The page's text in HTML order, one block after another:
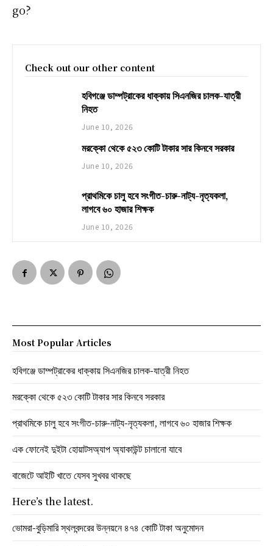
go?
Check out our other content
হবিগঞ্জে ডাম্পট্রাকের ধাক্কায় সিএনজির চালক-যাত্রী
নিহত
June 10, 2026
মরক্কো থেকে ৫২৩ কোটি টাকার সার কিনবে সরকার
June 10, 2026
প্রাথমিকে চালু হবে সংগীত-চারু-নাট্য-নৃত্যকলা,
লাগবে ৬০ হাজার শিক্ষক
June 10, 2026
Most Popular Articles
হবিগঞ্জে ডাম্পট্রাকের ধাক্কায় সিএনজির চালক-যাত্রী নিহত
মরক্কো থেকে ৫২৩ কোটি টাকার সার কিনবে সরকার
প্রাথমিকে চালু হবে সংগীত-চারু-নাট্য-নৃত্যকলা, লাগবে ৬০ হাজার শিক্ষক
এক ফোনেই দুইটা হোয়াটসঅ্যাপ অ্যাকাউন্ট চালানো যাবে
বাজেটে আইটি খাতে যেসব সুখবর থাকছে
Here’s the latest.
ভোমরা-বুড়িমারি স্থলবন্দরের উন্নয়নে ৪৭৪ কোটি টাকা অনুমোদন